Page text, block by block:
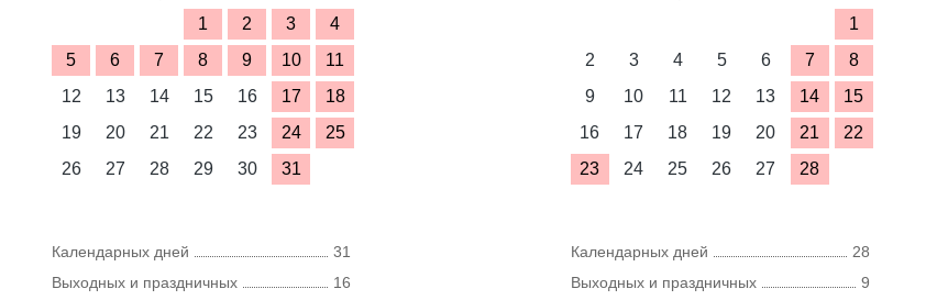
1
2 3
4
5
6 7 8 9 10
11
12
13 14 15 16 17
18
19
20 21 22 23 24
25
26
27 28 29 30 31
Календарных дней
31
Выходных и праздничных
16
1
2
3 4 5 6 7
8
9
10 11 12 13 14
15
16
17 18 19 20 21
22
23
24 25 26 27 28
Календарных дней
28
Выходных и праздничных
9